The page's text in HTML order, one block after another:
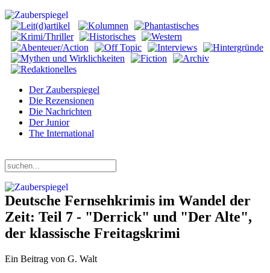
Der Zauberspiegel
Die Rezensionen
Die Nachrichten
Der Junior
The International
Deutsche Fernsehkrimis im Wandel der
Zeit: Teil 7 - "Derrick" und "Der Alte",
der klassische Freitagskrimi
Ein Beitrag von G. Walt